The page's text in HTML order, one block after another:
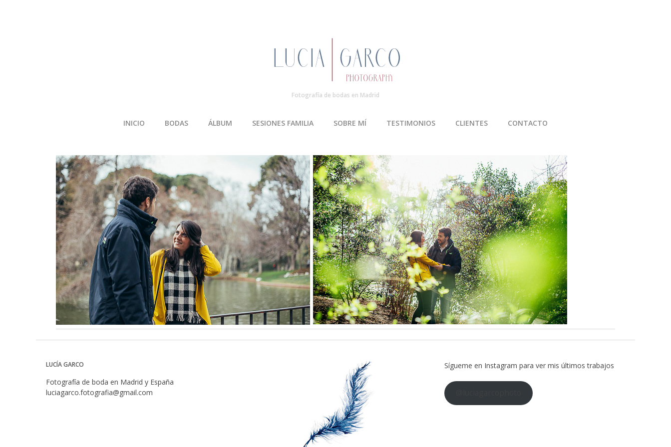
Fotografía de bodas en Madrid
INICIO BODAS ÁLBUM SESIONES FAMILIA SOBRE MÍ TESTIMONIOS CLIENTES CONTACTO
LUCÍA GARCO
Fotografía de boda en Madrid y España
luciagarco.fotografia@gmail.com
Sígueme en Instagram para ver mis últimos trabajos